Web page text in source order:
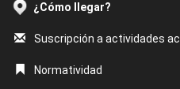
¿Cómo llegar?
Suscripción a actividades
Normatividad